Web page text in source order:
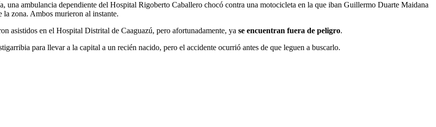
una ambulancia dependiente del Hospital Rigoberto Caballero chocó contra una motocicleta en la que iban Guillermo Duarte Maidana
zona. Ambos murieron al instante.
asistidos en el Hospital Distrital de Caaguazú, pero afortunadamente, ya se encuentran fuera de peligro.
para llevar a la capital a un recién nacido, pero el accidente ocurrió antes de que leguen a buscarlo.